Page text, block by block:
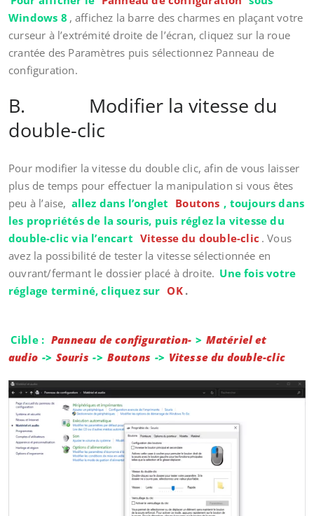
Windows 8 , affichez la barre des charmes en plaçant votre
curseur à l’extrémité droite de l’écran, cliquez sur la roue
crantée des Paramètres puis sélectionnez Panneau de
configuration.
B. Modifier la vitesse du
double-clic
Pour modifier la vitesse du double clic, afin de vous laisser
plus de temps pour effectuer la manipulation si vous êtes
peu à l’aise, allez dans l’onglet Boutons , toujours dans
les propriétés de la souris, puis réglez la vitesse du
double-clic via l’encart Vitesse du double-clic . Vous
avez la possibilité de tester la vitesse sélectionnée en
ouvrant/fermant le dossier placé à droite. Une fois votre
réglage terminé, cliquez sur OK .
Cible : Panneau de configuration- > Matériel et
audio -> Souris -> Boutons -> Vitesse du double-clic